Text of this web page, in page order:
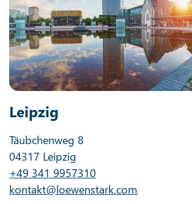
Leipzig
Täubchenweg 8
04317 Leipzig
+49 341 9957310
kontakt@loewenstark.com